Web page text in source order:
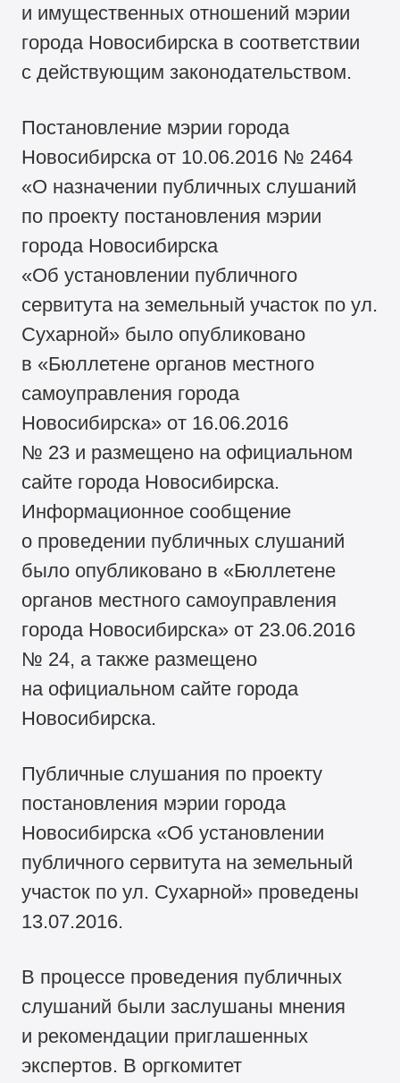
и имущественных отношений мэрии
города Новосибирска в соответствии
с действующим законодательством.
Постановление мэрии города
Новосибирска от 10.06.2016 № 2464
«О назначении публичных слушаний
по проекту постановления мэрии
города Новосибирска
«Об установлении публичного
сервитута на земельный участок по ул.
Сухарной» было опубликовано
в «Бюллетене органов местного
самоуправления города
Новосибирска» от 16.06.2016
№ 23 и размещено на официальном
сайте города Новосибирска.
Информационное сообщение
о проведении публичных слушаний
было опубликовано в «Бюллетене
органов местного самоуправления
города Новосибирска» от 23.06.2016
№ 24, а также размещено
на официальном сайте города
Новосибирска.
Публичные слушания по проекту
постановления мэрии города
Новосибирска «Об установлении
публичного сервитута на земельный
участок по ул. Сухарной» проведены
13.07.2016.
В процессе проведения публичных
слушаний были заслушаны мнения
и рекомендации приглашенных
экспертов. В оргкомитет